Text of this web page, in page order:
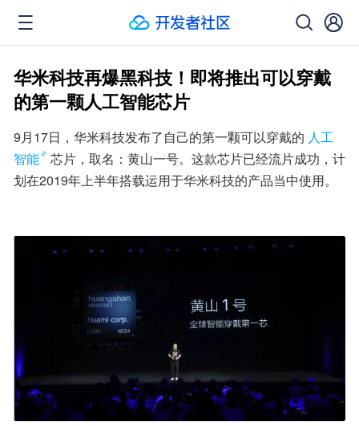
华米科技再爆黑科技！即将推出可以穿戴
的第一颗人工智能芯片
9月17日，华米科技发布了自己的第一颗可以穿戴的 人工
智能
芯片，取名：黄山一号。这款芯片已经流片成功，计
划在2019年上半年搭载运用于华米科技的产品当中使用。